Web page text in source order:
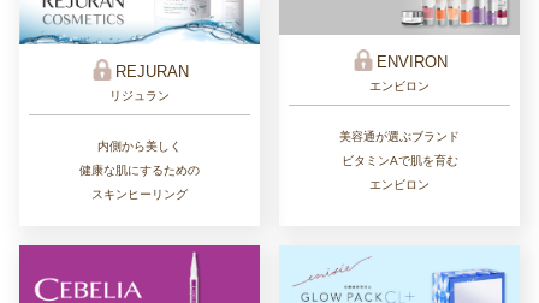
REJURAN
リジュラン
内側から美しく
健康な肌にするための
スキンヒーリング
ENVIRON
エンビロン
美容通が選ぶブランド
ビタミンAで肌を育む
エンビロン